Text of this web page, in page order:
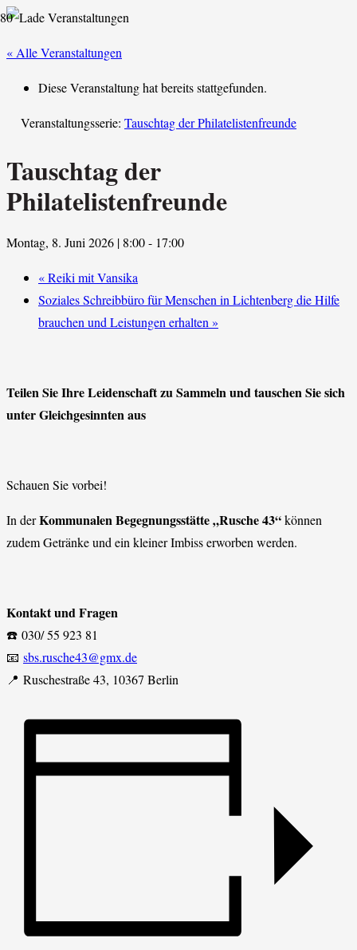
« Alle Veranstaltungen
Diese Veranstaltung hat bereits stattgefunden.
Veranstaltungsserie: Tauschtag der Philatelistenfreunde
Tauschtag der
Philatelistenfreunde
Montag, 8. Juni 2026 | 8:00- 17:00
«Reiki mit Vansika
Soziales Schreibbüro für Menschen in Lichtenberg die Hilfe
brauchen und Leistungen erhalten »
Teilen Sie Ihre Leidenschaft zu Sammeln und tauschen Sie sich
unter Gleichgesinnten aus
Schauen Sie vorbei!
In derKommunalen Begegnungsstätte „Rusche 43“können
zudem Getränke und ein kleiner Imbiss erworben werden.
Kontakt und Fragen
☎️ 030/ 55 923 81
📧 sbs.rusche43@gmx.de
📍 Ruschestraße 43, 10367 Berlin